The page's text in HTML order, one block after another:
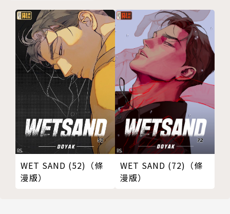
WET SAND (52)（條
漫版）
WET SAND (72)（條
漫版）